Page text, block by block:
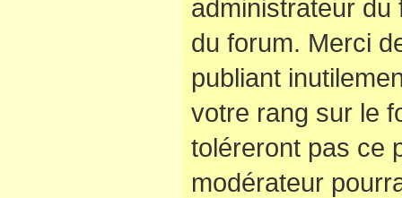
administrateur du
du forum. Merci
publiant
votre rang sur le
toléreront pas ce
modérateur